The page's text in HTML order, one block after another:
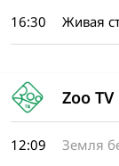
16:30
Живая
Zoo TV
12:09
Земля